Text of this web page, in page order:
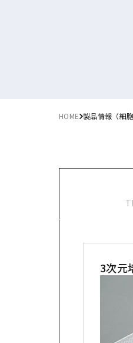
HOME 製品情報（細
3次元